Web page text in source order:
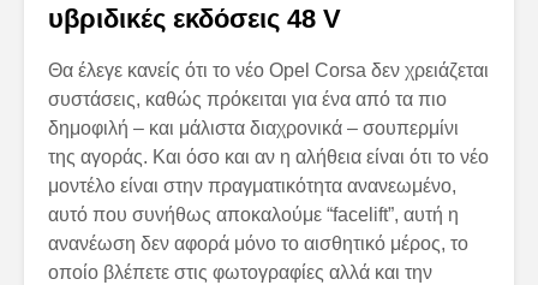
υβριδικές εκδόσεις 48 V
Θα έλεγε κανείς ότι το νέο Opel Corsa δεν χρειάζεται
συστάσεις, καθώς πρόκειται για ένα από τα πιο
δημοφιλή – και μάλιστα διαχρονικά – σουπερμίνι
της αγοράς. Και όσο και αν η αλήθεια είναι ότι το νέο
μοντέλο είναι στην πραγματικότητα ανανεωμένο,
αυτό που συνήθως αποκαλούμε “facelift”, αυτή η
ανανέωση δεν αφορά μόνο το αισθητικό μέρος, το
οποίο βλέπετε στις φωτογραφίες αλλά και την